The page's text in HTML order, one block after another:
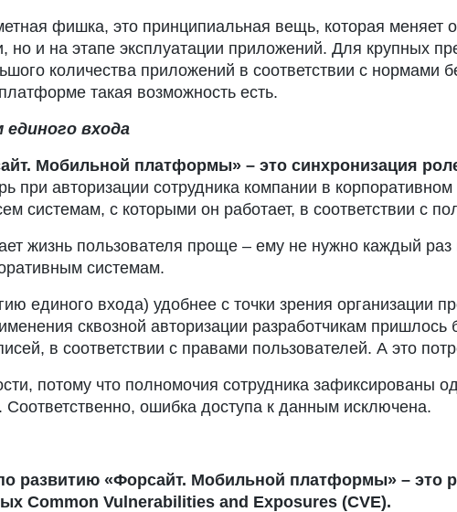
фишка, это принципиальная вещь, которая
но и на этапе эксплуатации приложений. Для крупных
количества приложений в соответствии с нормами
такая возможность есть.
единого входа
Мобильной платформы» – это синхронизация
при авторизации сотрудника компании в
системам, с которыми он работает, в соответствии с
жизнь пользователя проще – ему не нужно каждый
системам.
единого входа) удобнее с точки зрения организации
сквозной авторизации разработчикам
в соответствии с правами пользователей. А это
потому что полномочия сотрудника зафиксированы
ошибка доступа к данным исключена.
развитию «Форсайт. Мобильной платформы» – это
Common Vulnerabilities and Exposures (CVE).